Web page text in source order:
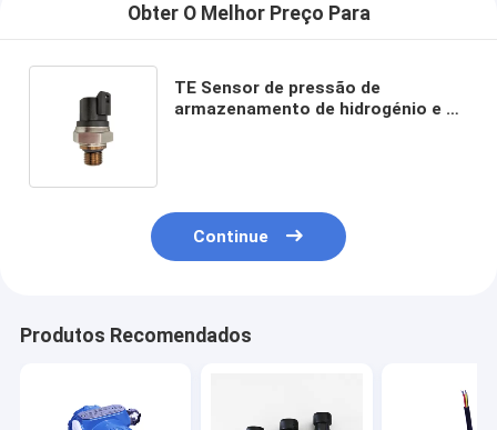
Obter O Melhor Preço Para
TE Sensor de pressão de
armazenamento de hidrogénio e de
Continue
Produtos Recomendados